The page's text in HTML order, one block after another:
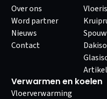
Over ons
Word partner
Nieuws
Contact
Verwarmen en koelen
Vloerverwarming